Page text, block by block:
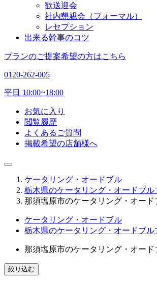
歓送迎会
社内懇親会（フォーマル）
レセプション
出来る幹事のコツ
プランのご提案希望の方はこちら
0120-262-005
平日 10:00~18:00
お気に入り
閲覧履歴
よくあるご質問
掲載希望の店舗様へ
ケータリング・オードブル
栃木県のケータリング・オードブル
那須塩原市のケータリング・オード
ケータリング・オードブル
栃木県のケータリング・オードブル
那須塩原市のケータリング・オード
絞り込む